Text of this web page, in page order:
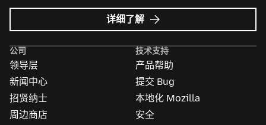
详细了解 Mozilla
广
公司
领导层
新闻中心
招贤纳士
周边商店
技术支持
产品帮助
提交 Bug
本地化 Mozilla
安全